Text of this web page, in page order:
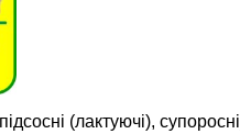
(лактуючі),